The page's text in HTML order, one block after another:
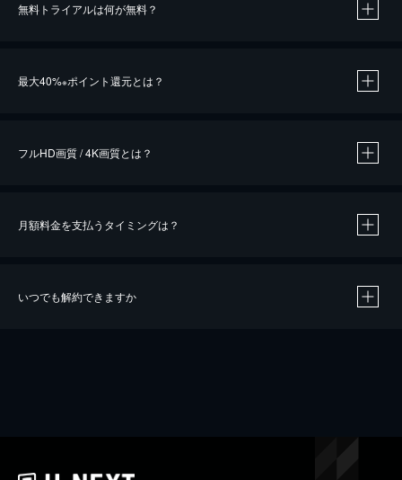
無料トライアルは何が無料？
最大40%※ポイント還元とは？
※40％ポイント還元の対象は、クレジットカード決済による作品の購入 / レンタルです。
iOSアプリのUコイン決済による作品の購入 / レンタルは、20％のポイント還元です。
フルHD画質 / 4K画質とは？
月額料金を支払うタイミングは？
いつでも解約できますか